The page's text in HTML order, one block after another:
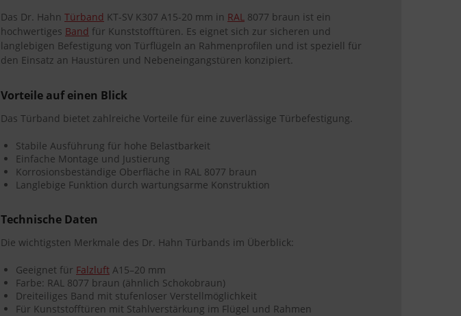
Das Dr. Hahn Türband KT-SV K307 A15-20 mm in RAL 8077 braun ist ein
hochwertiges Band für Kunststofftüren. Es eignet sich zur sicheren und
langlebigen Befestigung von Türflügeln an Rahmenprofilen und ist speziell für
den Einsatz an Haustüren und Nebeneingangstüren konzipiert.
Vorteile auf einen Blick
Das Türband bietet zahlreiche Vorteile für eine zuverlässige Türbefestigung.
Stabile Ausführung für hohe Belastbarkeit
Einfache Montage und Justierung
Korrosionsbeständige Oberfläche in RAL 8077 braun
Langlebige Funktion durch wartungsarme Konstruktion
Technische Daten
Die wichtigsten Merkmale des Dr. Hahn Türbands im Überblick:
Geeignet für Falzluft A15–20 mm
Farbe: RAL 8077 braun (ähnlich Schokobraun)
Dreiteiliges Band mit stufenloser Verstellmöglichkeit
Für Kunststofftüren mit Stahlverstärkung im Flügel und Rahmen